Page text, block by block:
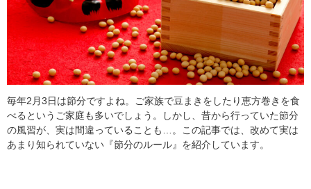
食材辞典
おすすめ
毎年2月3日は節分ですよね。ご家族で豆まきをしたり恵方巻きを食
べるというご家庭も多いでしょう。しかし、昔から行っていた節分
の風習が、実は間違っていることも…。この記事では、改めて実は
あまり知られていない『節分のルール』を紹介しています。